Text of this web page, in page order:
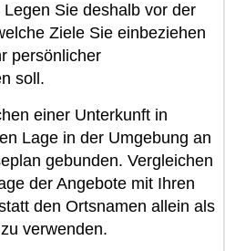
Sie deshalb vor der
Ziele Sie einbeziehen
persönlicher
soll.
einer Unterkunft in
Lage in der Umgebung an
gebunden. Vergleichen
der Angebote mit Ihren
den Ortsnamen allein als
verwenden.